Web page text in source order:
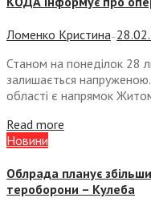
Ломенко Кристина—
Станом на понеділок 28
залишається
області є напрямок
Read more
Новини
Облрада планує
тероборони – Кулеба